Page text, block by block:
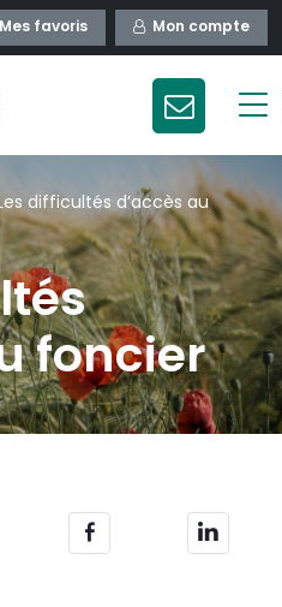
Mes favoris Mon compte
difficultés d’accès au
foncier